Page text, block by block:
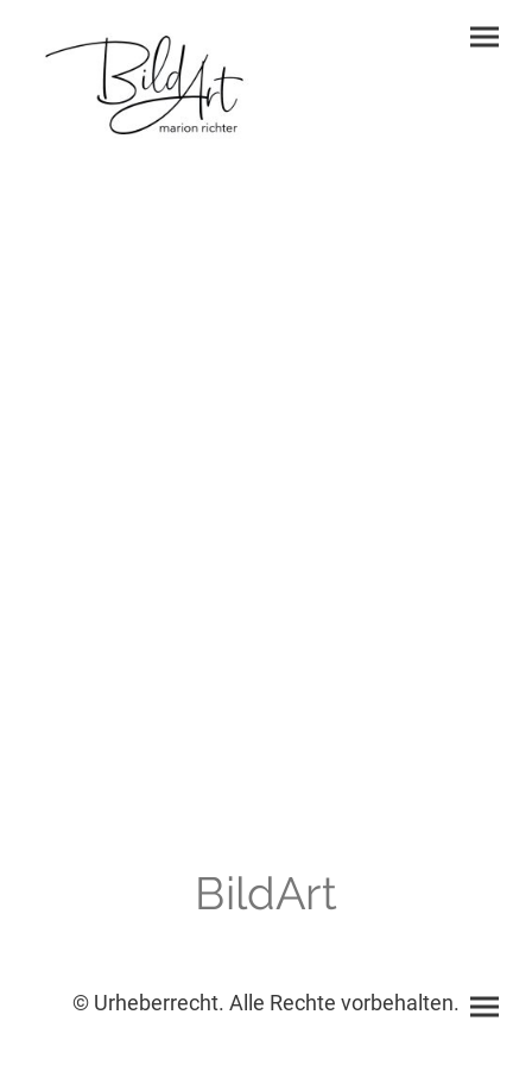
BildArt
© Urheberrecht. Alle Rechte vorbehalten.